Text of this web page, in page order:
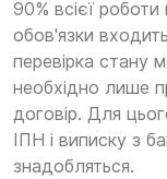
90% всієї роботи
обов'язки
перевірка стану
необхідно лише
договір. Для
ІПН і виписку з
знадобляться.